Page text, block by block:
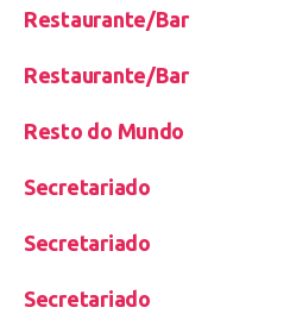
Restaurante/Bar
Restaurante/Bar
Resto do Mundo
Secretariado
Secretariado
Secretariado